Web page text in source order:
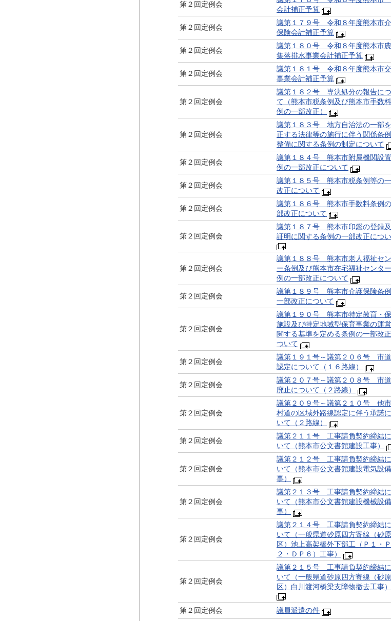
第２回定例会
会計補正予算
第２回定例会
議第１７９号 令和８年度熊本市
保険会計補正予算
第２回定例会
議第１８０号 令和８年度熊本市
集落排水事業会計補正予算
第２回定例会
議第１８１号 令和８年度熊本市
事業会計補正予算
第２回定例会
議第１８２号 専決処分の報告に
て（熊本市税条例及び熊本市手数
例の一部改正）
第２回定例会
議第１８３号 地方自治法の一部
正する法律等の施行に伴う関係条
整備に関する条例の制定について
第２回定例会
議第１８４号 熊本市附属機関設
例の一部改正について
第２回定例会
議第１８５号 熊本市税条例等の
改正について
第２回定例会
議第１８６号 熊本市手数料条例
部改正について
第２回定例会
議第１８７号 熊本市印鑑の登録
証明に関する条例の一部改正につ
第２回定例会
議第１８８号 熊本市老人福祉セ
ー条例及び熊本市在宅福祉センタ
例の一部改正について
第２回定例会
議第１８９号 熊本市介護保険条
一部改正について
第２回定例会
議第１９０号 熊本市特定教育・
施設及び特定地域型保育事業の運
関する基準を定める条例の一部改
ついて
第２回定例会
議第１９１号～議第２０６号 市
認定について（１６路線）
第２回定例会
議第２０７号～議第２０８号 市
廃止について（２路線）
第２回定例会
議第２０９号～議第２１０号 他市
村道の区域外路線認定に伴う承諾
いて（２路線）
第２回定例会
議第２１１号 工事請負契約締結
いて（熊本市公文書館建設工事）
第２回定例会
議第２１２号 工事請負契約締結
いて（熊本市公文書館建設電気設
事）
第２回定例会
議第２１３号 工事請負契約締結
いて（熊本市公文書館建設機械設
事）
第２回定例会
議第２１４号 工事請負契約締結
いて（一般県道砂原四方寄線（砂
区）池上高架橋外下部工（Ｐ１・Ｐ
２・ＤＰ６）工事）
第２回定例会
議第２１５号 工事請負契約締結
いて（一般県道砂原四方寄線（砂
区）白川渡河橋梁支障物撤去工事）
第２回定例会 議員派遣の件